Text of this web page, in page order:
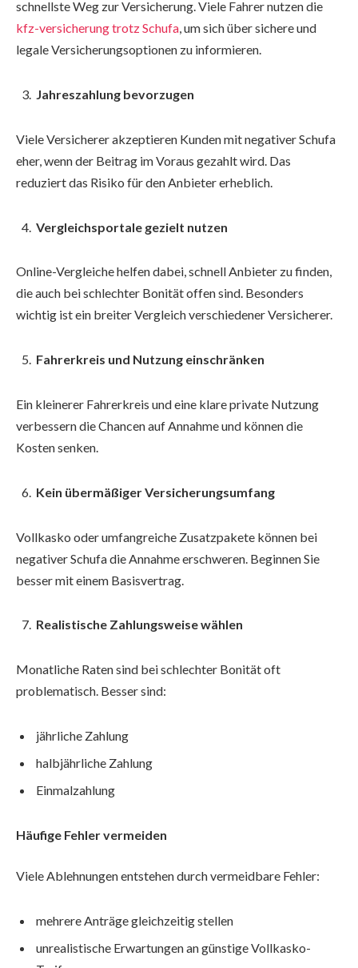
schnellste Weg zur Versicherung. Viele Fahrer nutzen die
kfz-versicherung trotz Schufa, um sich über sichere und
legale Versicherungsoptionen zu informieren.
Jahreszahlung bevorzugen
Viele Versicherer akzeptieren Kunden mit negativer Schufa
eher, wenn der Beitrag im Voraus gezahlt wird. Das
reduziert das Risiko für den Anbieter erheblich.
Vergleichsportale gezielt nutzen
Online-Vergleiche helfen dabei, schnell Anbieter zu finden,
die auch bei schlechter Bonität offen sind. Besonders
wichtig ist ein breiter Vergleich verschiedener Versicherer.
Fahrerkreis und Nutzung einschränken
Ein kleinerer Fahrerkreis und eine klare private Nutzung
verbessern die Chancen auf Annahme und können die
Kosten senken.
Kein übermäßiger Versicherungsumfang
Vollkasko oder umfangreiche Zusatzpakete können bei
negativer Schufa die Annahme erschweren. Beginnen Sie
besser mit einem Basisvertrag.
Realistische Zahlungsweise wählen
Monatliche Raten sind bei schlechter Bonität oft
problematisch. Besser sind:
jährliche Zahlung
halbjährliche Zahlung
Einmalzahlung
Häufige Fehler vermeiden
Viele Ablehnungen entstehen durch vermeidbare Fehler:
mehrere Anträge gleichzeitig stellen
unrealistische Erwartungen an günstige Vollkasko-